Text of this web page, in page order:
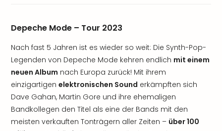
Depeche Mode – Tour 2023
Nach fast 5 Jahren ist es wieder so weit: Die Synth-Pop-
Legenden von Depeche Mode kehren endlich mit einem
neuen Album nach Europa zurück! Mit ihrem
einzigartigen elektronischen Sound erkämpften sich
Dave Gahan, Martin Gore und ihre ehemaligen
Bandkollegen den Titel als eine der Bands mit den
meisten verkauften Tonträgern aller Zeiten – über 100